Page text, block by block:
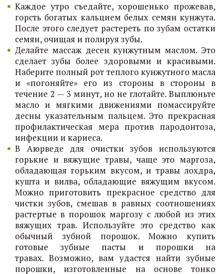
Каждое утро съедайте, хорошенько прожевав,
горсть богатых кальцием белых семян кунжута.
После этого следует растереть по зубам остатки
семян, очищая и полируя зубы.
Делайте массаж десен кунжутным маслом. Это
сделает зубы более здоровыми и красивыми.
Наберите полный рот теплого кунжутного масла
и «погоняйте» его из стороны в стороны в
течение 2 — 3 минут, но не глотайте. Выплюньте
масло и мягкими движениями помассируйте
десны указательным пальцем. Это прекрасная
профилактическая мера против пародонтоза,
инфекции и кариеса.
В Аюрведе для очистки зубов используются
горькие и вяжущие травы, чаще это маргоза,
обладающая горьким вкусом, и травы лохдра,
кушта и вилва, обладающие вяжущим вкусом.
Можно приготовить прекрасное средство для
чистки зубов, смешав в равных соотношениях
растертые в порошок маргозу с любой из этих
вяжущих трав. Используйте это средство как
обычный зубной порошок. Можно купить
готовые зубные пасты и порошки на
травах. Возможно, вам удастся найти зубные
порошки, изготовленные на основе тонко